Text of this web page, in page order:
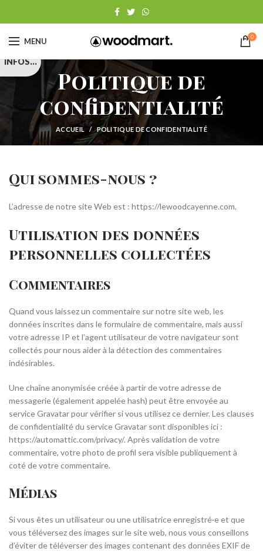
MENU 0
Politique de
confidentialité
ACCUEIL POLITIQUE DE CONFIDENTIALITÉ
Qui sommes-nous ?
L’adresse de notre site Web est : https://lewoodcayenne.com.
Utilisation des données
personnelles collectées
Commentaires
Quand vous laissez un commentaire sur notre site web, les
données inscrites dans le formulaire de commentaire, mais aussi
votre adresse IP et l’agent utilisateur de votre navigateur sont
collectés pour nous aider à la détection des commentaires
indésirables.
Une chaîne anonymisée créée à partir de votre adresse de
messagerie (également appelée hash) peut être envoyée au
service Gravatar pour vérifier si vous utilisez ce dernier. Les clauses
de confidentialité du service Gravatar sont disponibles ici :
https://automattic.com/privacy/. Après validation de votre
commentaire, votre photo de profil sera visible publiquement à
coté de votre commentaire.
Médias
Si vous êtes un utilisateur ou une utilisatrice enregistré·e et que
vous téléversez des images sur le site web, nous vous conseillons
d’éviter de téléverser des images contenant des données EXIF de